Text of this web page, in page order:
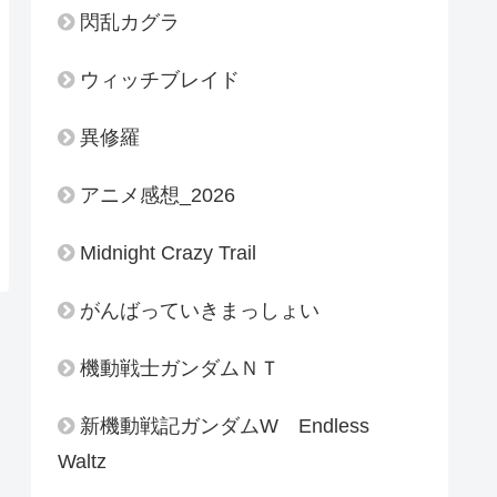
閃乱カグラ
ウィッチブレイド
異修羅
アニメ感想_2026
Midnight Crazy Trail
がんばっていきまっしょい
機動戦士ガンダムＮＴ
新機動戦記ガンダムW Endless
Waltz